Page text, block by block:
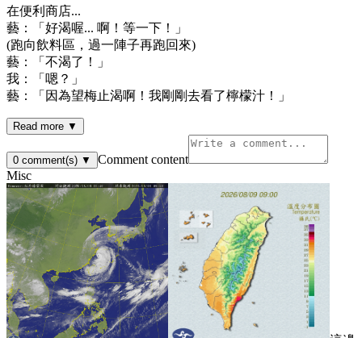
在便利商店...
藝：「好渴喔... 啊！等一下！」
(跑向飲料區，過一陣子再跑回來)
藝：「不渴了！」
我：「嗯？」
藝：「因為望梅止渴啊！我剛剛去看了檸檬汁！」
Read more ▼
0 comment(s) ▼
Comment content
Misc